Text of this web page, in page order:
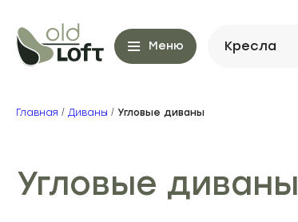
Меню Кресла
Главная / Диваны / Угловые диваны
Угловые диваны